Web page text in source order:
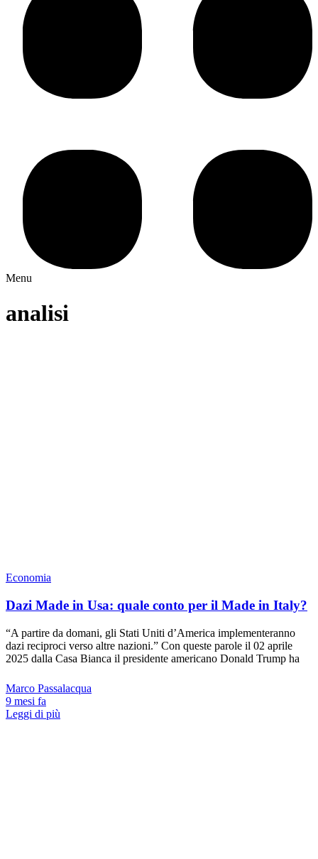
Menu
analisi
Economia
Dazi Made in Usa: quale conto per il Made in Italy?
“A partire da domani, gli Stati Uniti d’America implementeranno
dazi reciproci verso altre nazioni.” Con queste parole il 02 aprile
2025 dalla Casa Bianca il presidente americano Donald Trump ha
Marco Passalacqua
9 mesi fa
Leggi di più